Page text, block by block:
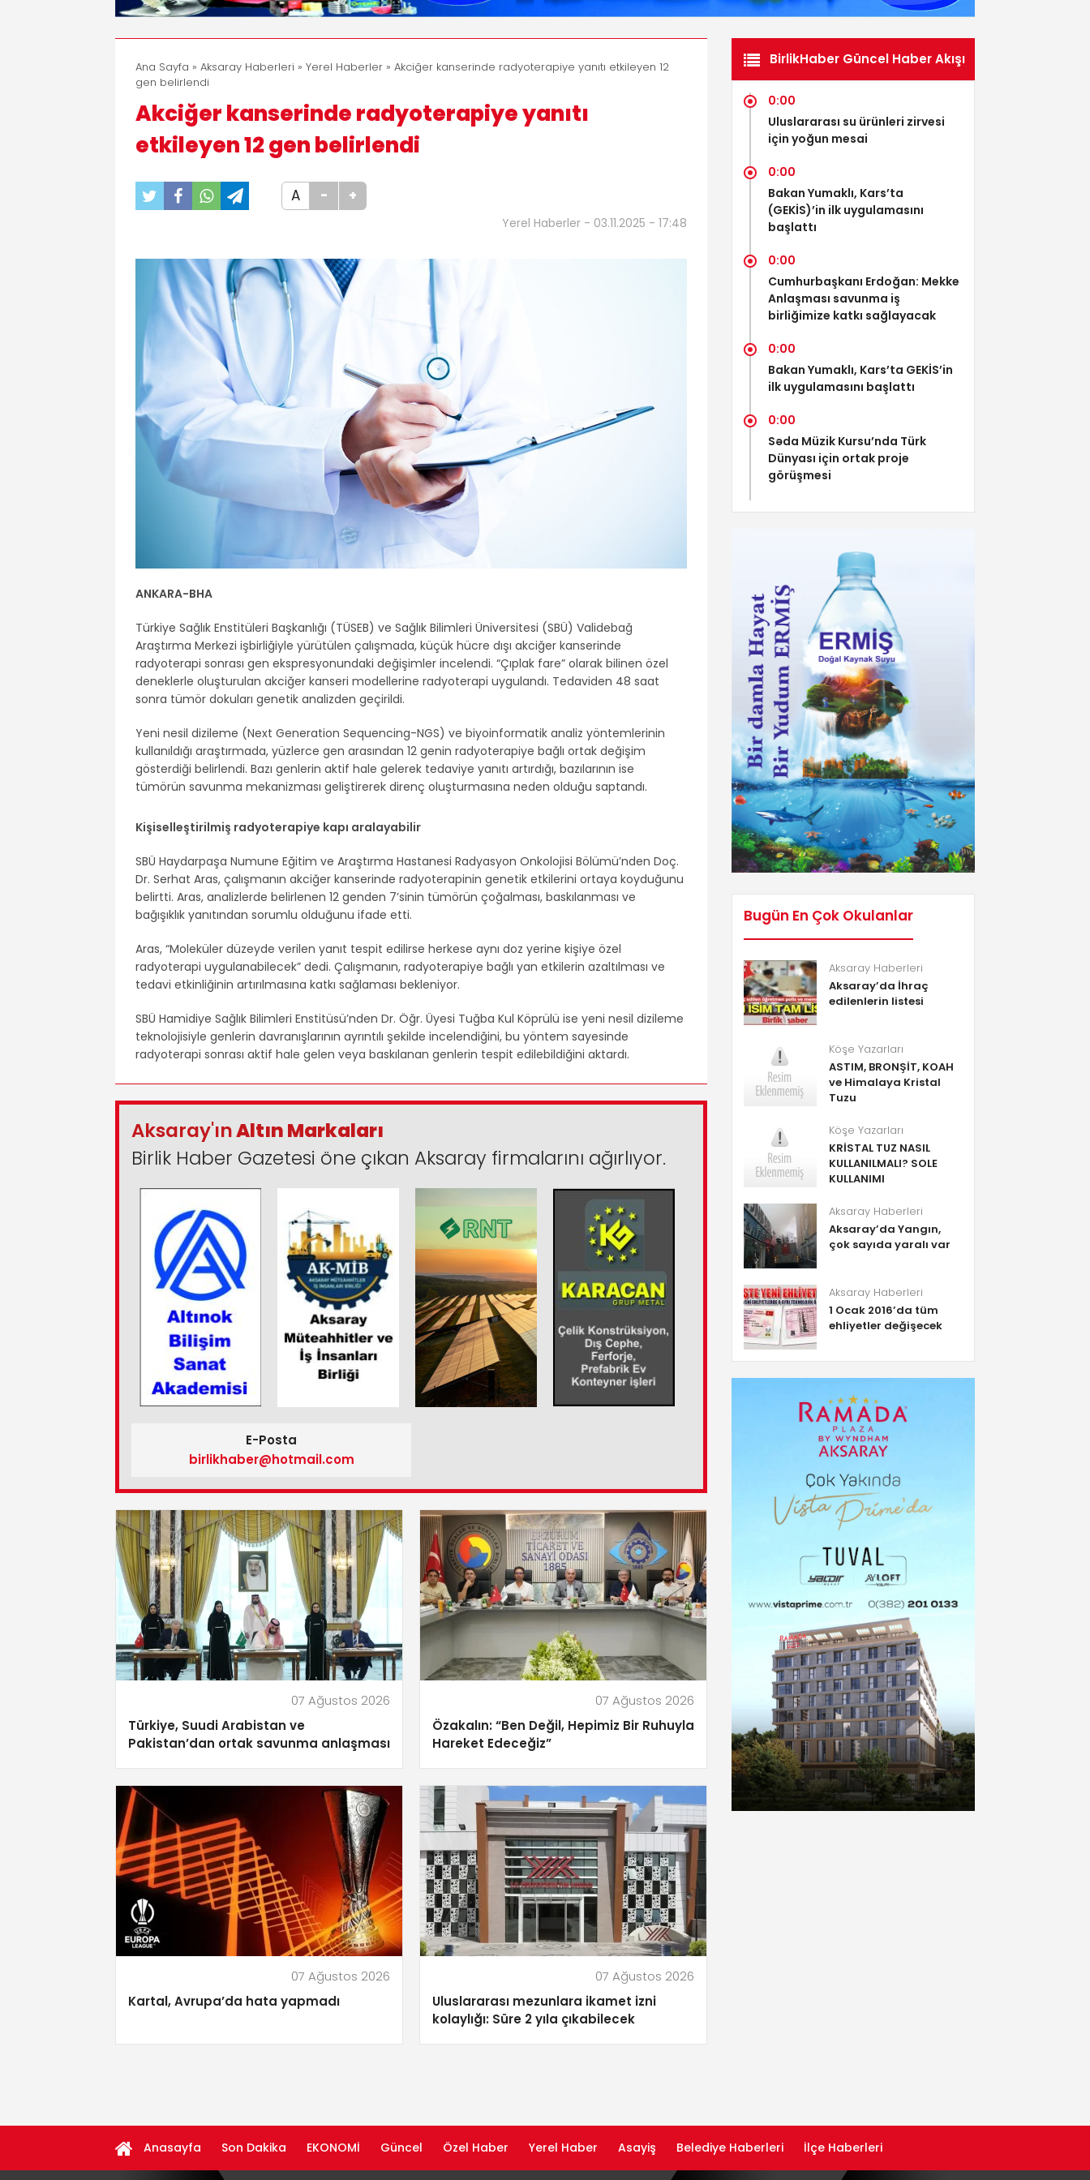
Ana Sayfa » Aksaray Haberleri » Yerel Haberler » Akciğer kanserinde radyoterapiye yanıtı etkileyen 12
gen belirlendi
Akciğer kanserinde radyoterapiye yanıtı
etkileyen 12 gen belirlendi
A - +
Yerel Haberler - 03.11.2025 - 17:48
ANKARA-BHA
Türkiye Sağlık Enstitüleri Başkanlığı (TÜSEB) ve Sağlık Bilimleri Üniversitesi (SBÜ) Validebağ
Araştırma Merkezi işbirliğiyle yürütülen çalışmada, küçük hücre dışı akciğer kanserinde
radyoterapi sonrası gen ekspresyonundaki değişimler incelendi. “Çıplak fare” olarak bilinen özel
deneklerle oluşturulan akciğer kanseri modellerine radyoterapi uygulandı. Tedaviden 48 saat
sonra tümör dokuları genetik analizden geçirildi.
Yeni nesil dizileme (Next Generation Sequencing-NGS) ve biyoinformatik analiz yöntemlerinin
kullanıldığı araştırmada, yüzlerce gen arasından 12 genin radyoterapiye bağlı ortak değişim
gösterdiği belirlendi. Bazı genlerin aktif hale gelerek tedaviye yanıtı artırdığı, bazılarının ise
tümörün savunma mekanizması geliştirerek direnç oluşturmasına neden olduğu saptandı.
Kişiselleştirilmiş radyoterapiye kapı aralayabilir
SBÜ Haydarpaşa Numune Eğitim ve Araştırma Hastanesi Radyasyon Onkolojisi Bölümü’nden Doç.
Dr. Serhat Aras, çalışmanın akciğer kanserinde radyoterapinin genetik etkilerini ortaya koyduğunu
belirtti. Aras, analizlerde belirlenen 12 genden 7’sinin tümörün çoğalması, baskılanması ve
bağışıklık yanıtından sorumlu olduğunu ifade etti.
Aras, “Moleküler düzeyde verilen yanıt tespit edilirse herkese aynı doz yerine kişiye özel
radyoterapi uygulanabilecek” dedi. Çalışmanın, radyoterapiye bağlı yan etkilerin azaltılması ve
tedavi etkinliğinin artırılmasına katkı sağlaması bekleniyor.
SBÜ Hamidiye Sağlık Bilimleri Enstitüsü’nden Dr. Öğr. Üyesi Tuğba Kul Köprülü ise yeni nesil dizileme
teknolojisiyle genlerin davranışlarının ayrıntılı şekilde incelendiğini, bu yöntem sayesinde
radyoterapi sonrası aktif hale gelen veya baskılanan genlerin tespit edilebildiğini aktardı.
Aksaray'ınAltın Markaları
Birlik Haber Gazetesi öne çıkan Aksaray firmalarını ağırlıyor.
E-Posta
birlikhaber@hotmail.com
07 Ağustos 2026
Türkiye, Suudi Arabistan ve
Pakistan’dan ortak savunma anlaşması
07 Ağustos 2026
Özakalın: “Ben Değil, Hepimiz Bir Ruhuyla
Hareket Edeceğiz”
07 Ağustos 2026
Kartal, Avrupa’da hata yapmadı
07 Ağustos 2026
Uluslararası mezunlara ikamet izni
kolaylığı: Süre 2 yıla çıkabilecek
BirlikHaber Güncel Haber Akışı
0:00
Uluslararası su ürünleri zirvesi
için yoğun mesai
0:00
Bakan Yumaklı, Kars’ta
(GEKİS)’in ilk uygulamasını
başlattı
0:00
Cumhurbaşkanı Erdoğan: Mekke
Anlaşması savunma iş
birliğimize katkı sağlayacak
0:00
Bakan Yumaklı, Kars’ta GEKİS’in
ilk uygulamasını başlattı
0:00
Səda Müzik Kursu’nda Türk
Dünyası için ortak proje
görüşmesi
Bugün En Çok Okulanlar
Aksaray Haberleri
Aksaray’da İhraç
edilenlerin listesi
Köşe Yazarları
ASTIM, BRONŞİT, KOAH
ve Himalaya Kristal
Tuzu
Köşe Yazarları
KRİSTAL TUZ NASIL
KULLANILMALI? SOLE
KULLANIMI
Aksaray Haberleri
Aksaray’da Yangın,
çok sayıda yaralı var
Aksaray Haberleri
1 Ocak 2016’da tüm
ehliyetler değişecek
Anasayfa Son Dakika EKONOMİ Güncel Özel Haber Yerel Haber Asayiş Belediye Haberleri İlçe Haberleri